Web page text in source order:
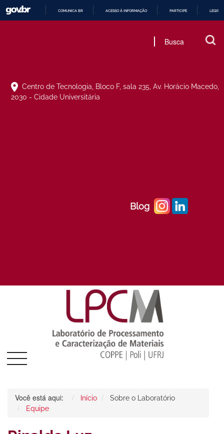
COMUNICA BR ACESSO À INFORMAÇÃO PARTICIPE
Centro de Tecnologia, Bloco F, sala 235, Av. Horácio Macedo,
2030 - Cidade Universitária
Blog
Você está aqui: Início
Sobre o Laboratório
Equipe